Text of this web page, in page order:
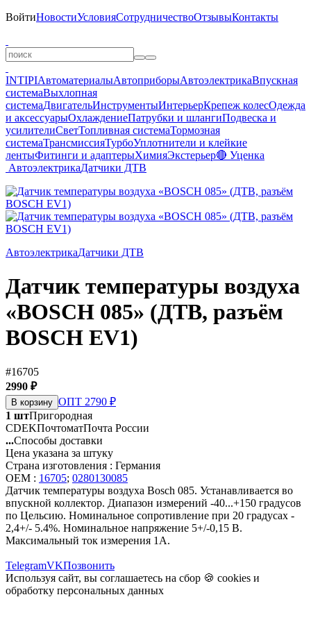
ВойтиНовостиУсловияСотрудничествоОтзывыКонтакты
INTIPIАвтоматериалыАвтоприборыАвтоэлектрикаВпускная
системаВыхлопная
системаДвигательИнструментыИнтерьерКрепеж колесОдежда
и аксессуарыОхлаждениеПатрубки и шлангиПодвеска и
усилителиСветТопливная системаТормозная
системаТрансмиссияТурбоУплотнители и клейкие
лентыФитинги и адаптерыХимияЭкстерьер🔴 Уценка
АвтоэлектрикаДатчики ДТВ
АвтоэлектрикаДатчики ДТВ
Датчик температуры воздуха
«BOSCH 085» (ДТВ, разъём
BOSCH EV1)
#16705
2990 ₽
В корзину ОПТ 2790 ₽
1 штПригородная
CDEKПочтоматПочта России
...Способы доставки
Цена указана за штуку
Страна изготовления : Германия
OEM : 16705; 0280130085
Датчик температуры воздуха Bosch 085. Устанавливается во
впускной коллектор. Диапазон измерений -40...+150 градусов
по Цельсию. Номинальное сопротивление при 20 градусах -
2,4+/- 5.4%. Номинальное напряжение 5+/-0,15 В.
Максимальный ток измерения 1А.
TelegramVKПозвонить
Используя сайт, вы соглашаетесь на сбор 🍪 cookies и
обработку персональных данных